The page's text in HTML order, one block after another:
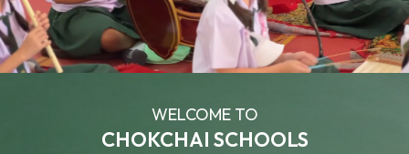
WELCOME TO
CHOKCHAI SCHOOLS